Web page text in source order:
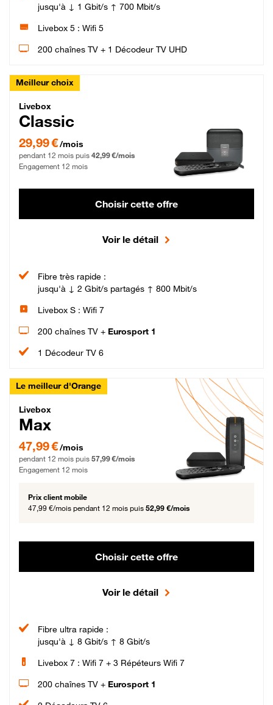
jusqu'à ↓ 1 Gbit/s ↑ 700 Mbit/s
Livebox 5 : Wifi 5
200 chaînes TV + 1 Décodeur TV UHD
Meilleur choix
Livebox Classic Fibre
Livebox
Classic
29,99 € par mois pendant 12 mois puis 42,99 € par mois, Engagement 12 mois
29,99 €/mois
pendant 12 mois puis 42,99 €/mois
Engagement 12 mois
Choisir cette offre
Voir le détail
Fibre très rapide :
jusqu'à ↓ 2 Gbit/s partagés ↑ 800 Mbit/s
Livebox S : Wifi 7
200 chaînes TV + Eurosport 1
1 Décodeur TV 6
Le meilleur d'Orange
Livebox Max Fibre
Livebox
Max
47,99 € par mois pendant 12 mois puis 57,99 € par mois, Engagement 12 mois
47,99 €/mois
pendant 12 mois puis 57,99 €/mois
Engagement 12 mois
Prix client mobile
47,99 €/mois pendant 12 mois puis 52,99 €/mois
Choisir cette offre
Voir le détail
Fibre ultra rapide :
jusqu'à ↓ 8 Gbit/s ↑ 8 Gbit/s
Livebox 7 : Wifi 7 + 3 Répéteurs Wifi 7
200 chaînes TV + Eurosport 1